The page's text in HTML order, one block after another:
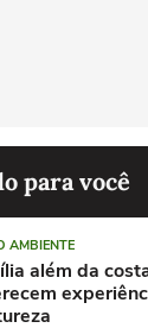
para você
AMBIENTE
além da